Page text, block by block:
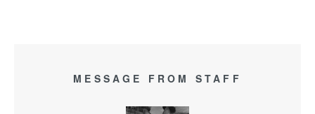
MESSAGE FROM STAFF